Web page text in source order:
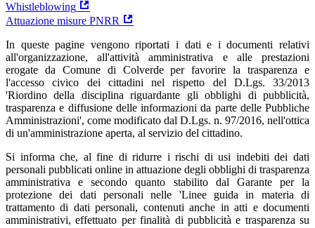
Whistleblowing
Attuazione misure PNRR
In queste pagine vengono riportati i dati e i documenti relativi
all'organizzazione, all'attività amministrativa e alle prestazioni
erogate da Comune di Colverde per favorire la trasparenza e
l'accesso civico dei cittadini nel rispetto del D.Lgs. 33/2013
'Riordino della disciplina riguardante gli obblighi di pubblicità,
trasparenza e diffusione delle informazioni da parte delle Pubbliche
Amministrazioni', come modificato dal D.Lgs. n. 97/2016, nell'ottica
di un'amministrazione aperta, al servizio del cittadino.
Si informa che, al fine di ridurre i rischi di usi indebiti dei dati
personali pubblicati online in attuazione degli obblighi di trasparenza
amministrativa e secondo quanto stabilito dal Garante per la
protezione dei dati personali nelle 'Linee guida in materia di
trattamento di dati personali, contenuti anche in atti e documenti
amministrativi, effettuato per finalità di pubblicità e trasparenza su